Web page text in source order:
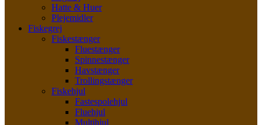
Hatte & Huer
Plejemidler
Fiskegrej
Fiskestænger
Fluestænger
Spinnestænger
Havstænger
Trollingstænger
Fiskehjul
Fastespolehjul
Fluehjul
Multihjul